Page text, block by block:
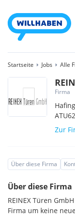
Startseite Jobs Alle
Firma
Zur
Über diese Firma
Über diese Firma
REINEX Türen
Firma um keine